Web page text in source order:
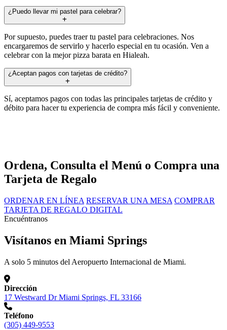
¿Puedo llevar mi pastel para celebrar?
Por supuesto, puedes traer tu pastel para celebraciones. Nos
encargaremos de servirlo y hacerlo especial en tu ocasión. Ven a
celebrar con la mejor pizza barata en Hialeah.
¿Aceptan pagos con tarjetas de crédito?
Sí, aceptamos pagos con todas las principales tarjetas de crédito y
débito para hacer tu experiencia de compra más fácil y conveniente.
Ordena, Consulta el Menú o Compra una
Tarjeta de Regalo
ORDENAR EN LÍNEA RESERVAR UNA MESA COMPRAR
TARJETA DE REGALO DIGITAL
Encuéntranos
Visítanos en Miami Springs
A solo 5 minutos del Aeropuerto Internacional de Miami.
Dirección
17 Westward Dr Miami Springs, FL 33166
Teléfono
(305) 449-9553